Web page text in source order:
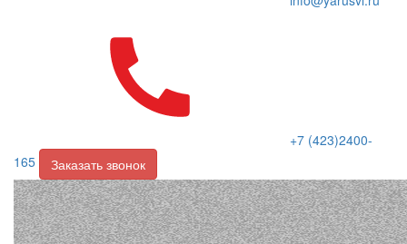
+7 (423)2400-
165
Заказать звонок